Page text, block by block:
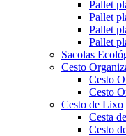
Pallet
Pallet
Pallet
Pallet
Sacolas
Cesto
Cesto
Cesto
Cesto de Lixo
Cesta
Cesto